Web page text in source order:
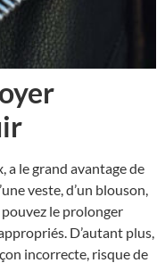
a le grand avantage de
veste, d’un blouson,
pouvez le prolonger
D’autant plus,
incorrecte, risque de